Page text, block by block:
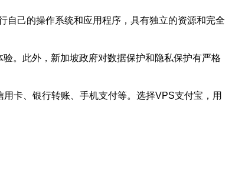
自己的操作系统和应用程序，具有独立的资源和完全
。此外，新加坡政府对数据保护和隐私保护有严格
卡、银行转账、手机支付等。选择VPS支付宝，用